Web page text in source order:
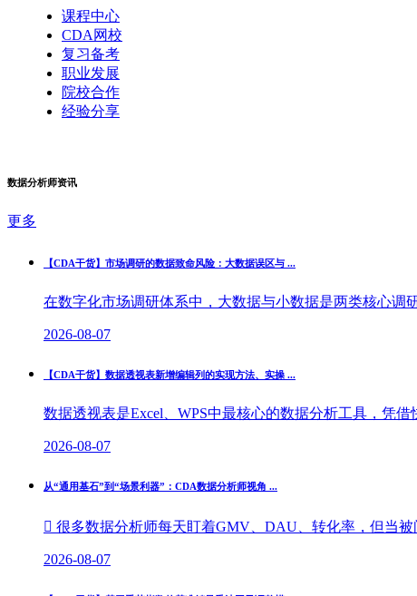
课程中心
CDA网校
复习备考
职业发展
院校合作
经验分享
数据分析师资讯
更多
【CDA干货】市场调研的数据致命风险：大数据误区与 ...
在数字化市场调研体系中，大数据与小数据是两类核心调
2026-08-07
【CDA干货】数据透视表新增编辑列的实现方法、实操 ...
数据透视表是Excel、WPS中最核心的数据分析工具，凭
2026-08-07
从“通用基石”到“场景利器”：CDA数据分析师视角 ...
 很多数据分析师每天盯着GMV、DAU、转化率，但当
2026-08-07